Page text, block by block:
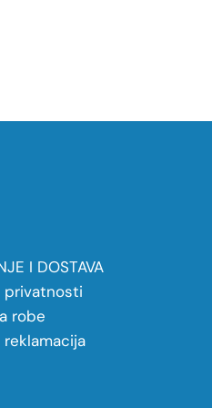
I DOSTAVA
privatnosti
robe
reklamacija